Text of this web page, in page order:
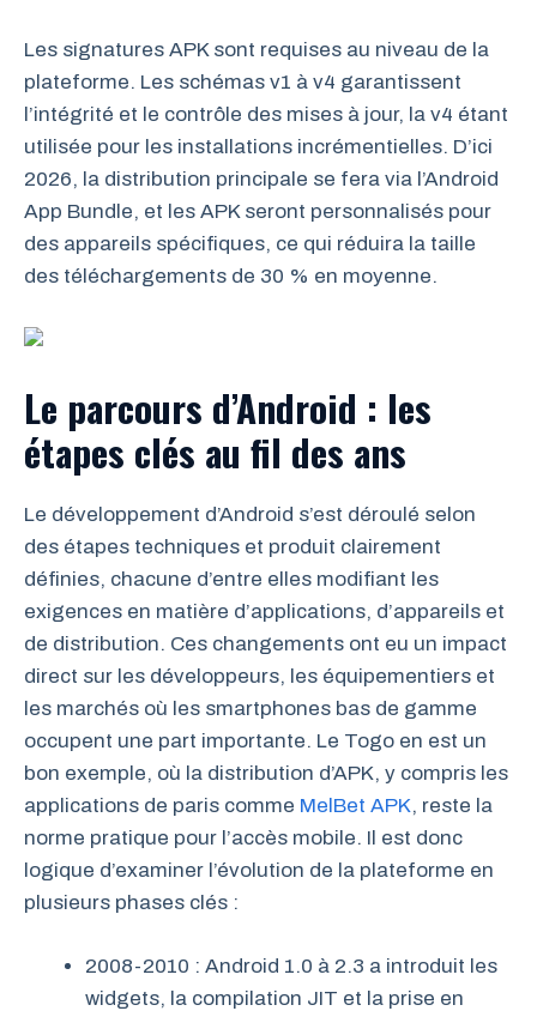
Les signatures APK sont requises au niveau de la
plateforme. Les schémas v1 à v4 garantissent
l’intégrité et le contrôle des mises à jour, la v4 étant
utilisée pour les installations incrémentielles. D’ici
2026, la distribution principale se fera via l’Android
App Bundle, et les APK seront personnalisés pour
des appareils spécifiques, ce qui réduira la taille
des téléchargements de 30 % en moyenne.
Le parcours d’Android : les
étapes clés au fil des ans
Le développement d’Android s’est déroulé selon
des étapes techniques et produit clairement
définies, chacune d’entre elles modifiant les
exigences en matière d’applications, d’appareils et
de distribution. Ces changements ont eu un impact
direct sur les développeurs, les équipementiers et
les marchés où les smartphones bas de gamme
occupent une part importante. Le Togo en est un
bon exemple, où la distribution d’APK, y compris les
applications de paris comme MelBet APK, reste la
norme pratique pour l’accès mobile. Il est donc
logique d’examiner l’évolution de la plateforme en
plusieurs phases clés :
2008-2010 : Android 1.0 à 2.3 a introduit les
widgets, la compilation JIT et la prise en